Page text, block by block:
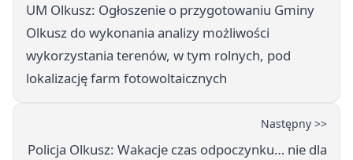
UM Olkusz: Ogłoszenie o przygotowaniu Gminy
Olkusz do wykonania analizy możliwości
wykorzystania terenów, w tym rolnych, pod
lokalizację farm fotowoltaicznych
Następny >>
Policja Olkusz: Wakacje czas odpoczynku… nie dla